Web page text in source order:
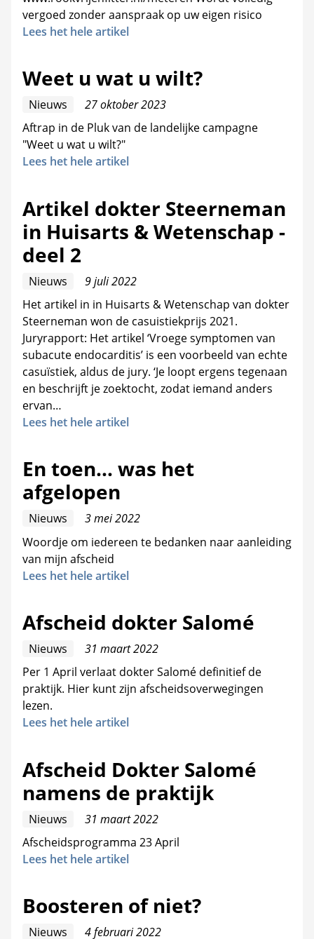
vergoed zonder aanspraak op uw eigen risico
Lees het hele artikel
Weet u wat u wilt?
Nieuws
27 oktober 2023
Aftrap in de Pluk van de landelijke campagne
"Weet u wat u wilt?"
Lees het hele artikel
Artikel dokter Steerneman
in Huisarts & Wetenschap -
deel 2
Nieuws
9 juli 2022
Het artikel in in Huisarts & Wetenschap van dokter
Steerneman won de casuistiekprijs 2021.
Juryrapport: Het artikel ‘Vroege symptomen van
subacute endocarditis’ is een voorbeeld van echte
casuïstiek, aldus de jury. ‘Je loopt ergens tegenaan
en beschrijft je zoektocht, zodat iemand anders
ervan…
Lees het hele artikel
En toen... was het
afgelopen
Nieuws
3 mei 2022
Woordje om iedereen te bedanken naar aanleiding
van mijn afscheid
Lees het hele artikel
Afscheid dokter Salomé
Nieuws
31 maart 2022
Per 1 April verlaat dokter Salomé definitief de
praktijk. Hier kunt zijn afscheidsoverwegingen
lezen.
Lees het hele artikel
Afscheid Dokter Salomé
namens de praktijk
Nieuws
31 maart 2022
Afscheidsprogramma 23 April
Lees het hele artikel
Boosteren of niet?
Nieuws
4 februari 2022